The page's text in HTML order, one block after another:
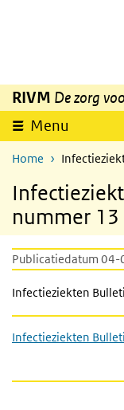
Overslaan en naar de
RIVM De zorg
Menu
Home
nummer 13
Publicatiedatum
Infectieziekten
Infectieziekten